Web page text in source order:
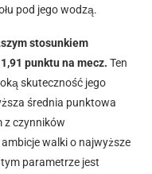
pod jego wodzą.
stosunkiem
punktu na mecz. Ten
skuteczność jego
średnia punktowa
z czynników
walki o najwyższe
parametrze jest